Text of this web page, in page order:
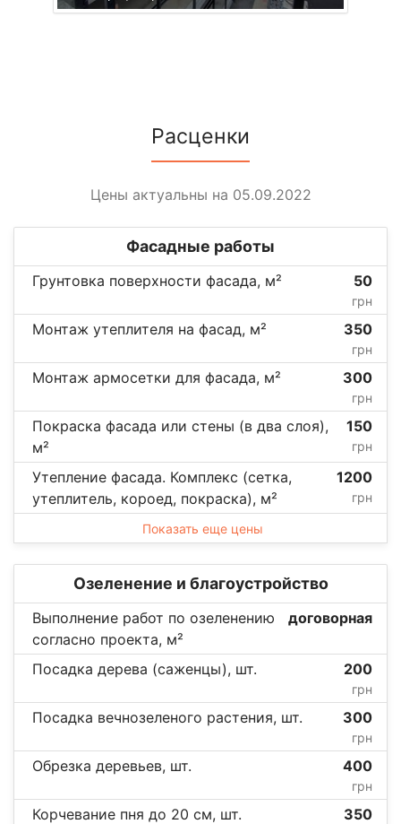
Расценки
Цены актуальны на 05.09.2022
Фасадные работы
Грунтовка поверхности фасада, м² 50
грн
Монтаж утеплителя на фасад, м² 350
грн
Монтаж армосетки для фасада, м² 300
грн
Покраска фасада или стены (в два слоя),
м²
150
грн
Утепление фасада. Комплекс (сетка,
утеплитель, короед, покраска), м²
1200
грн
Показать еще цены
Озеленение и благоустройство
Выполнение работ по озеленению
согласно проекта, м²
договорная
Посадка дерева (саженцы), шт. 200
грн
Посадка вечнозеленого растения, шт. 300
грн
Обрезка деревьев, шт. 400
грн
Корчевание пня до 20 см, шт. 350